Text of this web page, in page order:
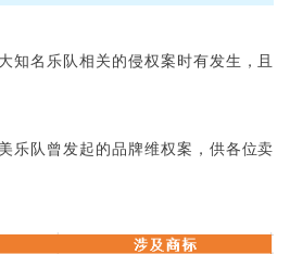
知名乐队相关的侵权案时有发生，且
乐队曾发起的品牌维权案，供各位卖